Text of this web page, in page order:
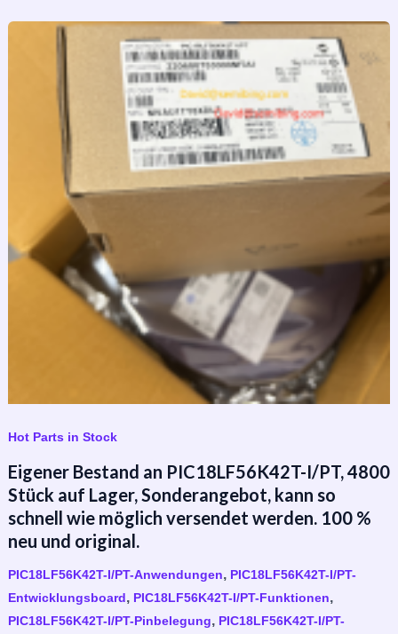
Hot Parts in Stock
Eigener Bestand an PIC18LF56K42T-I/PT, 4800
Stück auf Lager, Sonderangebot, kann so
schnell wie möglich versendet werden. 100 %
neu und original.
PIC18LF56K42T-I/PT-Anwendungen, PIC18LF56K42T-I/PT-
Entwicklungsboard, PIC18LF56K42T-I/PT-Funktionen,
PIC18LF56K42T-I/PT-Pinbelegung, PIC18LF56K42T-I/PT-